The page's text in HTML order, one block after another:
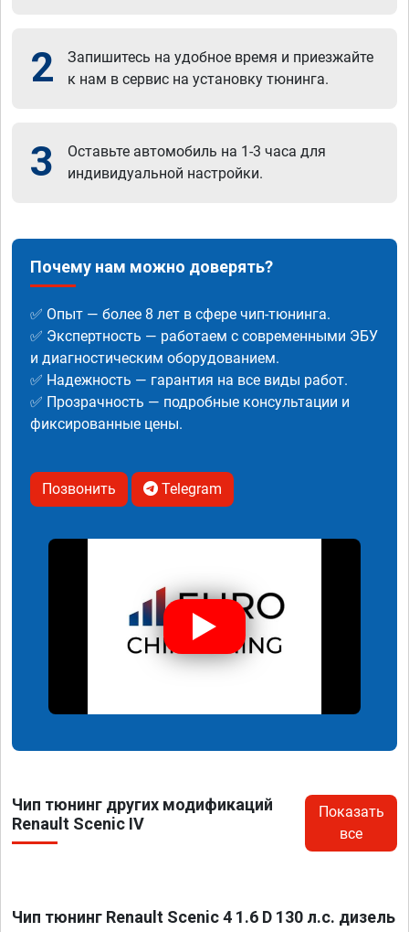
2
Запишитесь на удобное время и приезжайте
к нам в сервис на установку тюнинга.
3
Оставьте автомобиль на 1-3 часа для
индивидуальной настройки.
Почему нам можно доверять?
✅ Опыт — более 8 лет в сфере чип-тюнинга.
✅ Экспертность — работаем с современными ЭБУ
и диагностическим оборудованием.
✅ Надежность — гарантия на все виды работ.
✅ Прозрачность — подробные консультации и
фиксированные цены.
Позвонить Telegram
Чип тюнинг других модификаций
Renault Scenic IV
Показать
все
Чип тюнинг Renault Scenic 4 1.6 D 130 л.с. дизель